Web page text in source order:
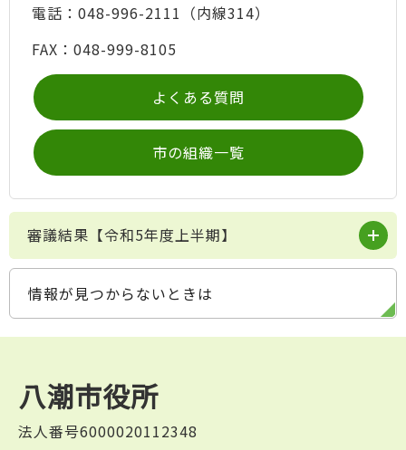
電話：048-996-2111（内線314）
FAX：048-999-8105
よくある質問
市の組織一覧
審議結果【令和5年度上半期】
情報が見つからないときは
八潮市役所
法人番号6000020112348